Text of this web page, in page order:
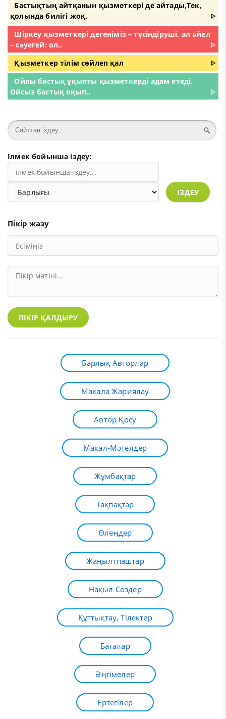
Бастықтың айтқанын қызметкері де айтады,Тек,
қолында билігі жоқ.
ᐈ
Шіркеу қызметкері дегеніміз – түсіндіруші, ал əйел
– сəуегей: ол..
ᐈ
Қызметкер тілім сөйлеп қал
ᐈ
Ойлы бастық ұқыпты қызметкерді адам етеді.
Ойсыз бастық оқып..
ᐈ
Ілмек бойынша іздеу:
ІЗДЕУ
Пікір жазу
ПІКІР ҚАЛДЫРУ
Барлық Авторлар
Мақала Жариялау
Автор Қосу
Мақал-Мәтелдер
Жұмбақтар
Тақпақтар
Өлеңдер
Жаңылтпаштар
Нақыл Сөздер
Құттықтау, Тілектер
Баталар
Әңгімелер
Ертегілер